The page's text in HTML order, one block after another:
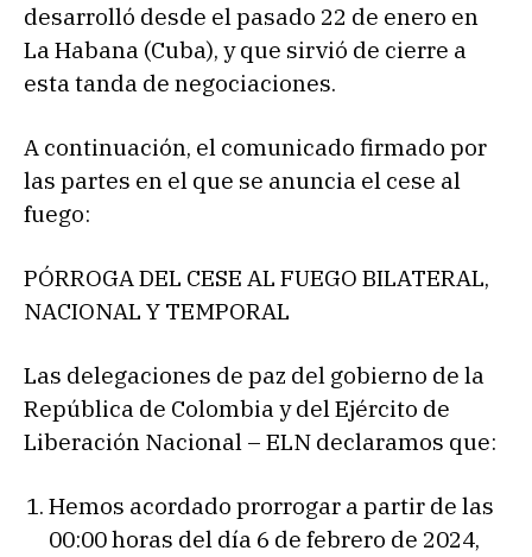
desarrolló desde el pasado 22 de enero en
La Habana (Cuba), y que sirvió de cierre a
esta tanda de negociaciones.
A continuación, el comunicado firmado por
las partes en el que se anuncia el cese al
fuego:
PÓRROGA DEL CESE AL FUEGO BILATERAL,
NACIONAL Y TEMPORAL
Las delegaciones de paz del gobierno de la
República de Colombia y del Ejército de
Liberación Nacional – ELN declaramos que:
Hemos acordado prorrogar a partir de las
00:00 horas del día 6 de febrero de 2024,